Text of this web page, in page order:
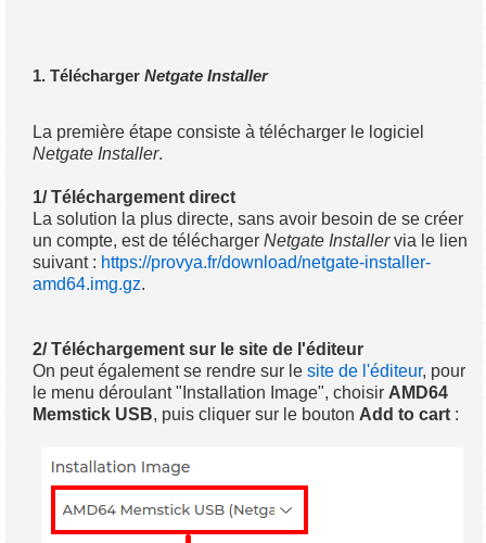
1. TéléchargerNetgate Installer
La première étape consiste à télécharger le logiciel
Netgate Installer.
1/ Téléchargement direct
La solution la plus directe, sans avoir besoin de se créer
un compte, est de téléchargerNetgate Installervia le lien
suivant : https://provya.fr/download/netgate-installer-
amd64.img.gz.
2/ Téléchargement sur le site de l'éditeur
On peut également se rendre sur lesite de l'éditeur, pour
le menu déroulant "Installation Image", choisir AMD64
Memstick USB, puis cliquer sur le bouton Add to cart :